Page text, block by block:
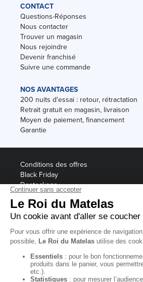
CONTACT
Questions-Réponses
Nous contacter
Trouver un magasin
Nous rejoindre
Devenir franchisé
Suivre une commande
NOS AVANTAGES
200 nuits d'essai : retour, rétractation
Retrait gratuit en magasin, livraison
Moyen de paiement, financement
Garantie
Conditions des offres
Black Friday
Destockage
Soldes
Conditions Générales de vente internet
Mentions Légales
Données personnelles
Codes promo Le Roi du Matelas